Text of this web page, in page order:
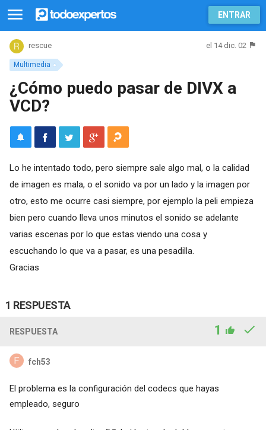
ENTRAR
Multimedia
rescue el 14 dic. 02
¿Cómo puedo pasar de DIVX a
VCD?
Lo he intentado todo, pero siempre sale algo mal, o la calidad
de imagen es mala, o el sonido va por un lado y la imagen por
otro, esto me ocurre casi siempre, por ejemplo la peli empieza
bien pero cuando lleva unos minutos el sonido se adelante
varias escenas por lo que estas viendo una cosa y
escuchando lo que va a pasar, es una pesadilla.
Gracias
1 RESPUESTA
RESPUESTA 1
fch53
El problema es la configuración del codecs que hayas
empleado, seguro